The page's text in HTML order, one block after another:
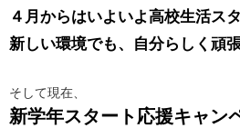
４月からはいよいよ高校生活ス
新しい環境でも、自分らしく頑
そして現在、
新学年スタート応援キャン